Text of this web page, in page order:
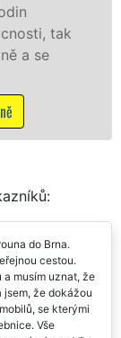
i
se zárukou
STĚHOVÁNÍ.
služby NON-
bez
služby v
do Brna.
cestou.
musím uznat, že
že dokážou
se kterými